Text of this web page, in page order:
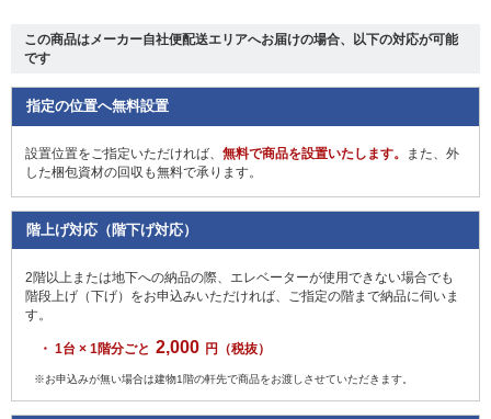
この商品はメーカー自社便配送エリアへお届けの場合、以下の対応が可能
です
指定の位置へ無料設置
設置位置をご指定いただければ、無料で商品を設置いたします。
また、外
した梱包資材の回収も無料で承ります。
階上げ対応（階下げ対応）
2階以上または地下への納品の際、エレベーターが使用できない場合でも
階段上げ（下げ）をお申込みいただければ、ご指定の階まで納品に伺いま
す。
・ 1台 × 1階分ごと 2,000 円（税抜）
※お申込みが無い場合は建物1階の軒先で商品をお渡しさせていただきます。